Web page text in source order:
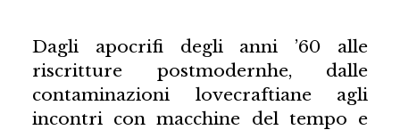
Dagli apocrifi degli anni ’60 alle
riscritture postmodernhe, dalle
contaminazioni lovecraftiane agli
incontri con macchine del tempo e